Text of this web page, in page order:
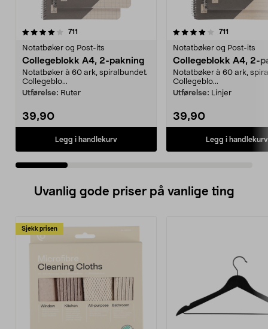
711
Notatbøker og Post-its
Collegeblokk A4, 2-pakning
Notatbøker à 60 ark, spiralbundet.
Collegeblo...
Utførelse: Ruter
39,90
Legg i handlekurv
4.0 av 5 stjerner 711
Notatbøker og Post-its
Collegeblokk A4, 2-
Notatbøker à 60 ark,
Collegeblo...
Utførelse: Linjer
39,90
Legg i handlekurv
4.5 av 5 stjerner
Uvanlig gode priser på vanlige ting
Sjekk prisen